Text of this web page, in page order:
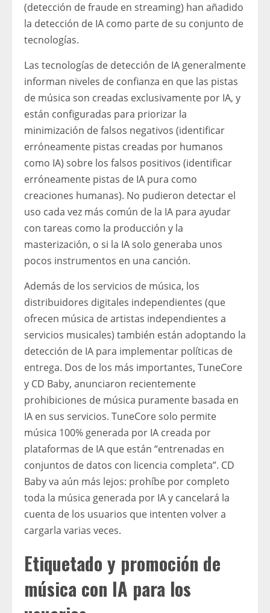
(detección de fraude en streaming) han añadido
la detección de IA como parte de su conjunto de
tecnologías.
Las tecnologías de detección de IA generalmente
informan niveles de confianza en que las pistas
de música son creadas exclusivamente por IA, y
están configuradas para priorizar la
minimización de falsos negativos (identificar
erróneamente pistas creadas por humanos
como IA) sobre los falsos positivos (identificar
erróneamente pistas de IA pura como
creaciones humanas). No pudieron detectar el
uso cada vez más común de la IA para ayudar
con tareas como la producción y la
masterización, o si la IA solo generaba unos
pocos instrumentos en una canción.
Además de los servicios de música, los
distribuidores digitales independientes (que
ofrecen música de artistas independientes a
servicios musicales) también están adoptando la
detección de IA para implementar políticas de
entrega. Dos de los más importantes, TuneCore
y CD Baby, anunciaron recientemente
prohibiciones de música puramente basada en
IA en sus servicios. TuneCore solo permite
música 100% generada por IA creada por
plataformas de IA que están “entrenadas en
conjuntos de datos con licencia completa”. CD
Baby va aún más lejos: prohíbe por completo
toda la música generada por IA y cancelará la
cuenta de los usuarios que intenten volver a
cargarla varias veces.
Etiquetado y promoción de
música con IA para los